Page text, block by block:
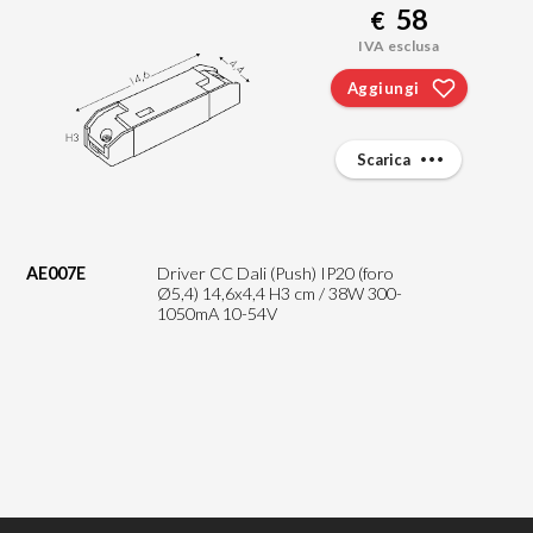
AE007E
Driver CC Dali (Push) IP20 (foro
Ø5,4) 14,6x4,4 H3 cm / 38W 300-
1050mA 10-54V
€ 58
IVA esclusa
Aggiungi
Scarica